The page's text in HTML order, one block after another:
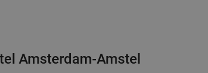
Amsterdam-Amstel